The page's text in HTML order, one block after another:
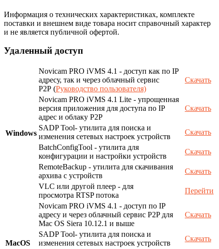
Информация о технических характеристиках, комплекте
поставки и внешнем виде товара носит справочный характер
и не является публичной офертой.
Удаленный доступ
Windows
Novicam PRO iVMS 4.1 - доступ как по IP
адресу, так и через облачный сервис
P2P (Руководство пользователя)
Скачать
Novicam PRO iVMS 4.1 Lite - упрощенная
версия приложения для доступа по IP
адрес и облаку P2P
Скачать
SADP Tool- утилита для поиска и
изменения сетевых настроек устройств
Скачать
BatchConfigTool - утилита для
конфигурации и настройки устройств
Скачать
RemoteBackup - утилита для скачивания
архива с устройств
Скачать
VLC или другой плеер - для
просмотра RTSP потока
Перейти
MacOS
Novicam PRO iVMS 4.1 - доступ по IP
адресу и через облачный сервис P2P для
Mac OS Siera 10.12.1 и выше
Скачать
SADP Tool- утилита для поиска и
изменения сетевых настроек устройств
Скачать